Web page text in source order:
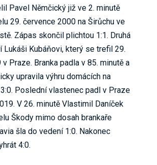
Pavel Němčický již ve 2. minutě
29. července 2000 na Širůchu ve
Zápas skončil plichtou 1:1. Druhá
Lukáši Kubáňovi, který se trefil 29.
Praze. Branka padla v 85. minutě a
upravila výhru domácích na
Poslední vlastenec padl v Praze
V 26. minutě Vlastimil Daníček
Škody mimo dosah brankaře
šla do vedení 1:0. Nakonec
4:0.